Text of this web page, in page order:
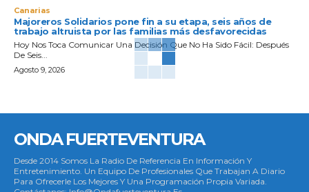
Canarias
Majoreros Solidarios pone fin a su etapa, seis años de
trabajo altruista por las familias más desfavorecidas
Hoy Nos Toca Comunicar Una Decisión Que No Ha Sido Fácil: Después
De Seis...
Agosto 9, 2026
ONDA FUERTEVENTURA
Desde 2014 Somos La Radio De Referencia En Información Y
Entretenimiento. Un Equipo De Profesionales Que Trabajan A Diario
Para Ofrecerle Los Mejores Y Una Programación Propia Variada.